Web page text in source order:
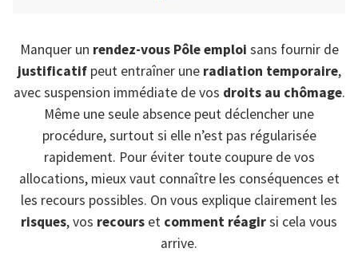
Manquer un rendez-vous Pôle emploi sans fournir de
justificatifpeut entraîner une radiation temporaire,
avec suspension immédiate de vos droits au chômage.
Même une seule absence peut déclencher une
procédure, surtout si elle n’est pas régularisée
rapidement. Pour éviter toute coupure de vos
allocations, mieux vaut connaître les conséquences et
les recours possibles. On vous explique clairement les
risques, vos recours et comment réagirsi cela vous
arrive.